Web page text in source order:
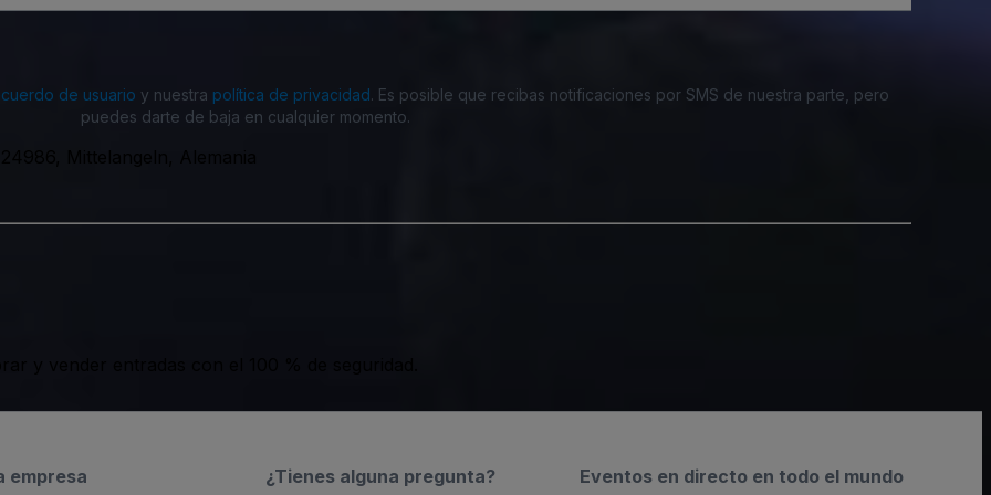
de usuario y nuestra política de privacidad. Es posible que recibas notificaciones por SMS de nuestra parte, pero
puedes darte de baja en cualquier momento.
y vender entradas con el 100 % de seguridad.
Eventos en directo en todo el mundo
empresa ¿Tienes alguna pregunta?